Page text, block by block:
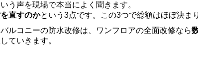
う声を現場で本当によく聞きます。
直すのかという3点です。この3つで総額はほぼ決ま
ルコニーの防水改修は、ワンフロアの全面改修なら
ていきます。